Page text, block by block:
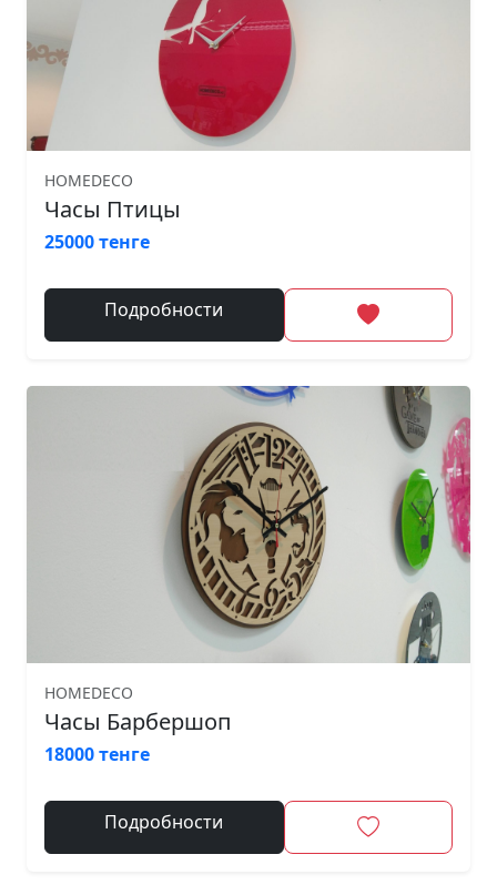
HOMEDECO
Часы Птицы
25000 тенге
Подробности
HOMEDECO
Часы Барбершоп
18000 тенге
Подробности